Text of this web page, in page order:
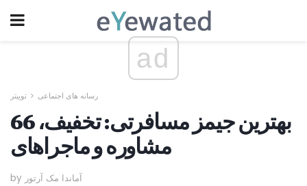
ad
رسانه های اجتماعی توییتر
66 بهترین جیمز مسافرتی: تخفیف،
مشاوره و ماجراهای
by آماندا مک آرتور